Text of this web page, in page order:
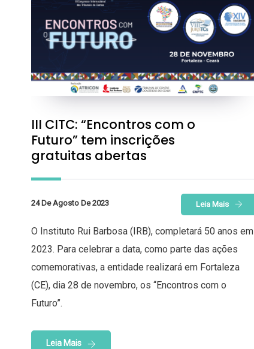
III CITC: “Encontros com o
Futuro” tem inscrições
gratuitas abertas
24 De Agosto De 2023 Leia Mais
O Instituto Rui Barbosa (IRB), completará 50 anos em
2023. Para celebrar a data, como parte das ações
comemorativas, a entidade realizará em Fortaleza
(CE), dia 28 de novembro, os “Encontros com o
Futuro”.
Leia Mais